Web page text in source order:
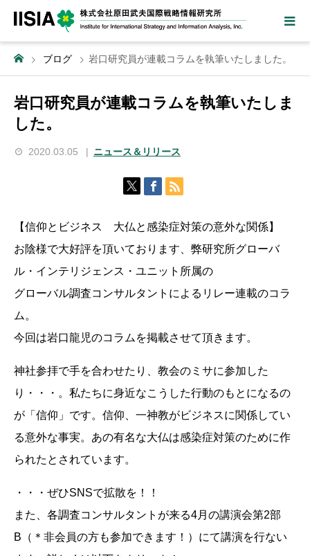
ブログ 岩口研究員が連載コラムを執筆いたしました。
岩口研究員が連載コラムを執筆いたしま
した。
2020.03.05 ニュース＆リリース
【信仰とビジネス 大仏と感染症対策の意外な関係】
お陰様で大好評を頂いております、弊研究所グローバ
ル・インテリジェンス・ユニット所属の
グローバル調査コンサルタントによるリレー連載のコラ
ム。
今回は岩口龍児のコラムを掲載させて頂きます。
神社参拝で手を合わせたり、教会のミサに参加した
り・・・。私たちに身近なこうした行動のもとになるの
が「信仰」です。信仰、一神教がビジネスに関係してい
る意外な事実。あの有名な大仏は感染症対策のために作
られたとされています。
・・・ぜひSNSで拡散を！！
また、各調査コンサルタントが来る4月の講演会第2部
B（＊非会員の方も参加できます！）にて講演を行ない